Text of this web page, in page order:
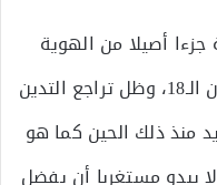
جزءا أصيلا من الهوية
الفرنسية منذ نجاح الثورة في القرن الـ18، وظل تراجع التدين
منذ ذلك الحين كما هو
يبدو مستغربا أن يفضل